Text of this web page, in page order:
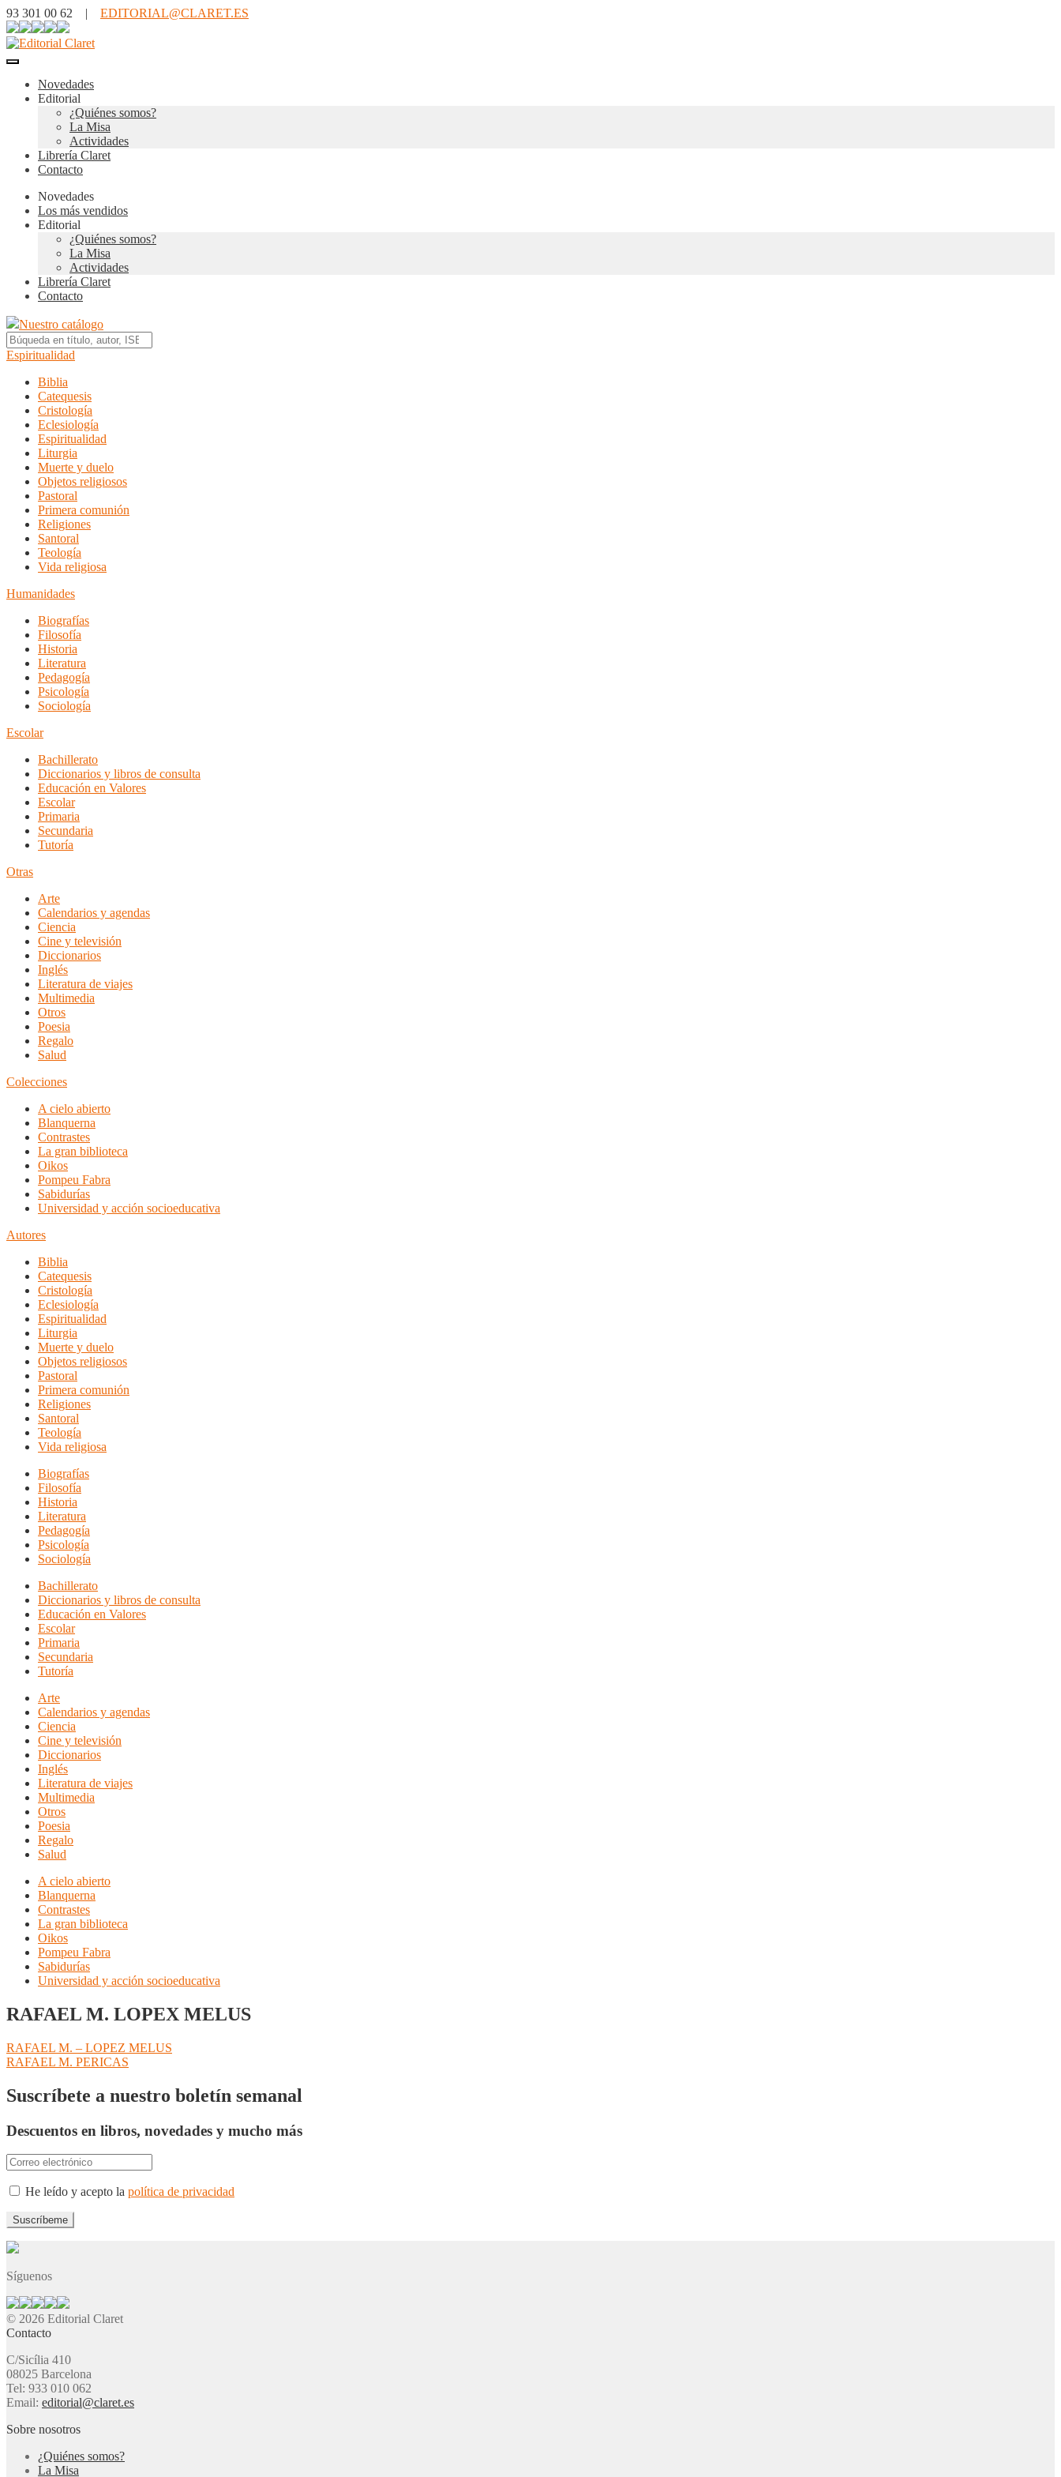
93 301 00 62 | EDITORIAL@CLARET.ES
Novedades
Editorial
¿Quiénes somos?
La Misa
Actividades
Librería Claret
Contacto
Novedades
Los más vendidos
Editorial
¿Quiénes somos?
La Misa
Actividades
Librería Claret
Contacto
Nuestro catálogo
Espiritualidad
Biblia
Catequesis
Cristología
Eclesiología
Espiritualidad
Liturgia
Muerte y duelo
Objetos religiosos
Pastoral
Primera comunión
Religiones
Santoral
Teología
Vida religiosa
Humanidades
Biografías
Filosofía
Historia
Literatura
Pedagogía
Psicología
Sociología
Escolar
Bachillerato
Diccionarios y libros de consulta
Educación en Valores
Escolar
Primaria
Secundaria
Tutoría
Otras
Arte
Calendarios y agendas
Ciencia
Cine y televisión
Diccionarios
Inglés
Literatura de viajes
Multimedia
Otros
Poesia
Regalo
Salud
Colecciones
A cielo abierto
Blanquerna
Contrastes
La gran biblioteca
Oikos
Pompeu Fabra
Sabidurías
Universidad y acción socioeducativa
Autores
Biblia
Catequesis
Cristología
Eclesiología
Espiritualidad
Liturgia
Muerte y duelo
Objetos religiosos
Pastoral
Primera comunión
Religiones
Santoral
Teología
Vida religiosa
Biografías
Filosofía
Historia
Literatura
Pedagogía
Psicología
Sociología
Bachillerato
Diccionarios y libros de consulta
Educación en Valores
Escolar
Primaria
Secundaria
Tutoría
Arte
Calendarios y agendas
Ciencia
Cine y televisión
Diccionarios
Inglés
Literatura de viajes
Multimedia
Otros
Poesia
Regalo
Salud
A cielo abierto
Blanquerna
Contrastes
La gran biblioteca
Oikos
Pompeu Fabra
Sabidurías
Universidad y acción socioeducativa
RAFAEL M. LOPEX MELUS
Navegación
de
entradas
Anterior:
RAFAEL M. – LOPEZ MELUS
Siguiente:
RAFAEL M. PERICAS
Suscríbete a nuestro boletín semanal
Descuentos en libros, novedades y mucho más
He leído y acepto la política de privacidad
Síguenos
© 2026 Editorial Claret
Contacto
C/Sicília 410
08025 Barcelona
Tel: 933 010 062
Email: editorial@claret.es
Sobre nosotros
¿Quiénes somos?
La Misa